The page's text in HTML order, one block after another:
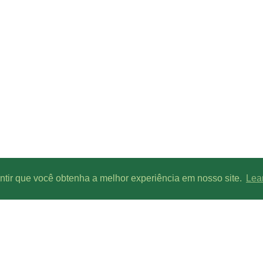
que você obtenha a melhor experiência em nosso site.